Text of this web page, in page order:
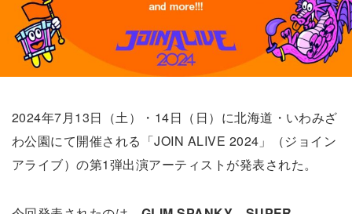
2024年7月13日（土）・14日（日）に北海道・いわみざ
わ公園にて開催される「JOIN ALIVE 2024」（ジョイン
アライブ）の第1弾出演アーティストが発表された。